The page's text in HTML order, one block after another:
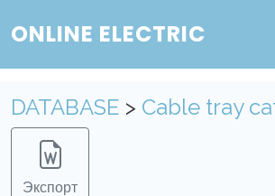
ONLINE ELECTRIC
DATABASE > Cable tray
Экспорт
Электрик" без